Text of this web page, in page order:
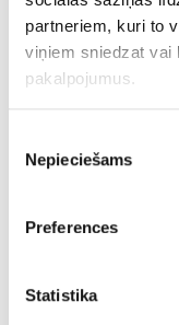
partneriem, kuri to
viņiem sniedzat vai
pakalpojumus.
izvēle
Nepieciešams
Preferences
Statistika
pareizos
Liebherr
ir radīti
produkti kā: ·
ērti ievietojams
izvietojumam
taupīšanas
nodalījumus. Ar